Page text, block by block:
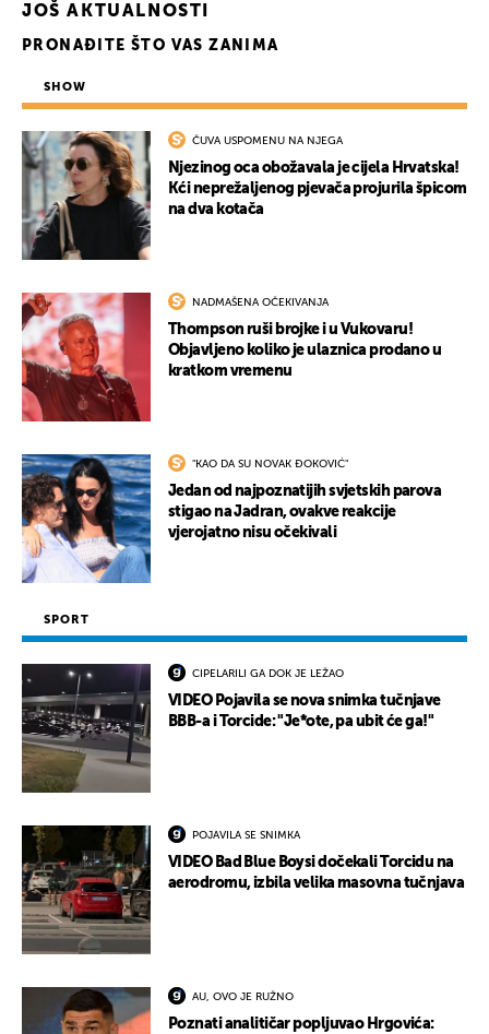
JOŠ AKTUALNOSTI
PRONAĐITE ŠTO VAS ZANIMA
SHOW
ČUVA USPOMENU NA NJEGA
Njezinog oca obožavala je cijela Hrvatska!
Kći neprežaljenog pjevača projurila špicom
na dva kotača
NADMAŠENA OČEKIVANJA
Thompson ruši brojke i u Vukovaru!
Objavljeno koliko je ulaznica prodano u
kratkom vremenu
"KAO DA SU NOVAK ĐOKOVIĆ"
Jedan od najpoznatijih svjetskih parova
stigao na Jadran, ovakve reakcije
vjerojatno nisu očekivali
SPORT
CIPELARILI GA DOK JE LEŽAO
VIDEO Pojavila se nova snimka tučnjave
BBB-a i Torcide: "Je*ote, pa ubit će ga!"
POJAVILA SE SNIMKA
VIDEO Bad Blue Boysi dočekali Torcidu na
aerodromu, izbila velika masovna tučnjava
AU, OVO JE RUŽNO
Poznati analitičar popljuvao Hrgovića: